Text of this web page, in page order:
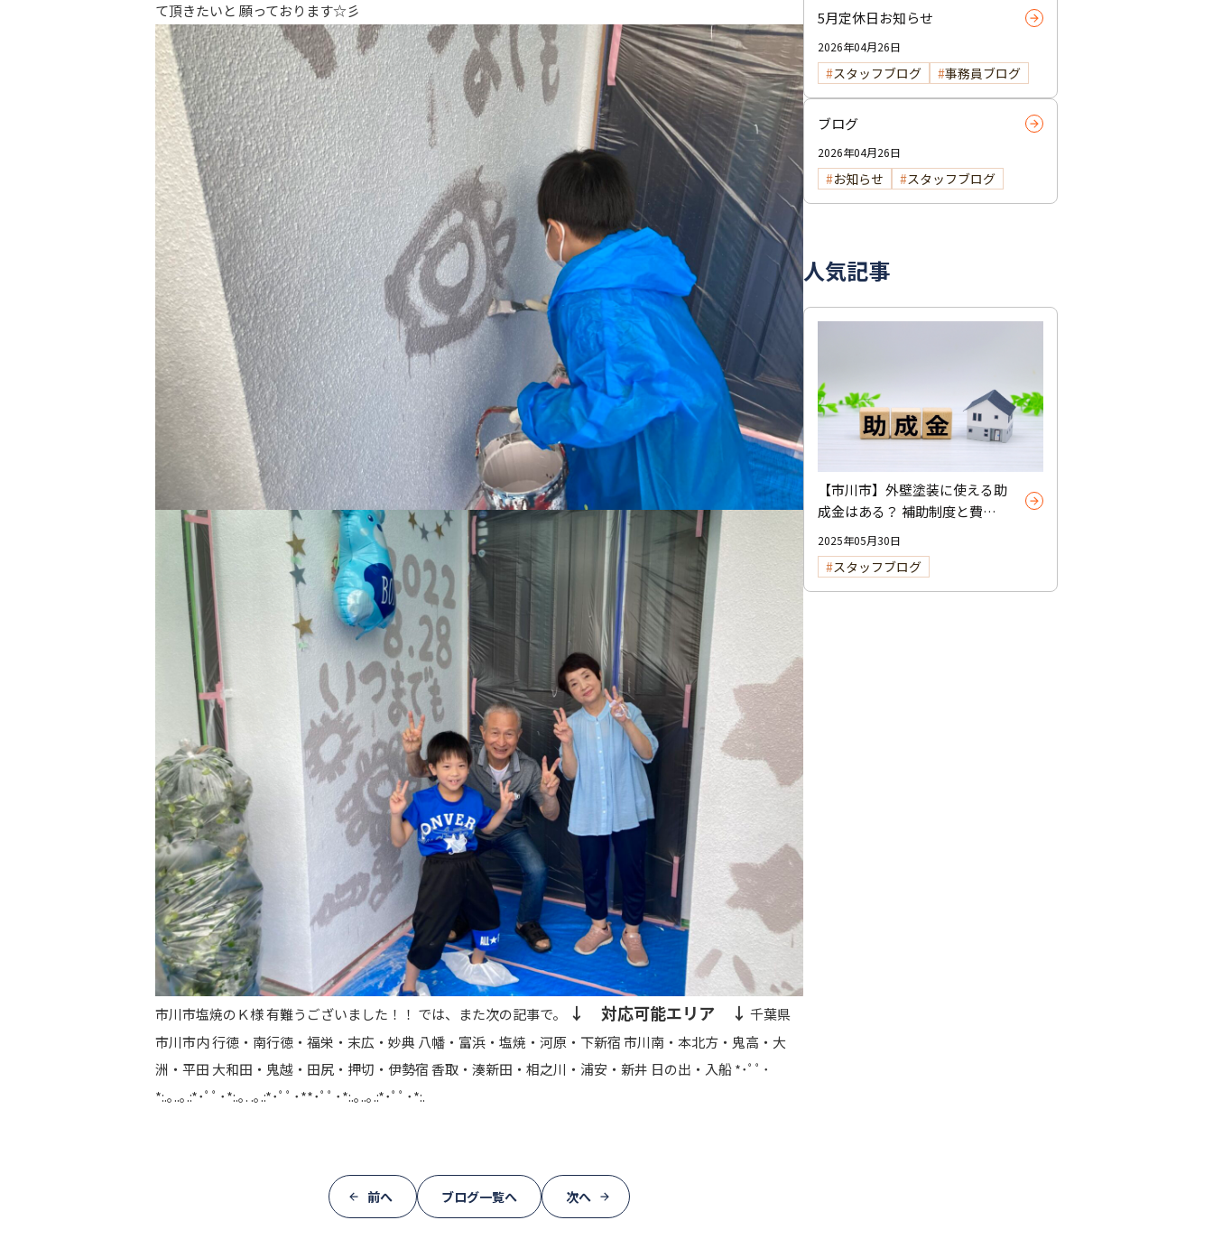
て頂きたいと 願っております☆彡
市川市塩焼のＫ様 有難うございました！！ では、また次の記事で。 ↓ 対応可能エリア ↓ 千葉県
市川市内 行徳・南行徳・福栄・末広・妙典 八幡・富浜・塩焼・河原・下新宿 市川南・本北方・鬼高・大
洲・平田 大和田・鬼越・田尻・押切・伊勢宿 香取・湊新田・相之川・浦安・新井 日の出・入船 *･ﾟﾟ･
*:.｡..｡.:*･ﾟﾟ･*:.｡. .｡.:*･ﾟﾟ･**･ﾟﾟ･*:.｡..｡.:*･ﾟﾟ･*:.
前へ ブログ一覧へ 次へ
5月定休日お知らせ
2026年04月26日
スタッフブログ 事務員ブログ
ブログ
2026年04月26日
お知らせ スタッフブログ
人気記事
【市川市】外壁塗装に使える助
成金はある？ 補助制度と費用
を抑えるコツを紹介
2025年05月30日
スタッフブログ